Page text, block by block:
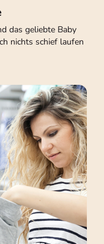
das geliebte Baby
nichts schief laufen